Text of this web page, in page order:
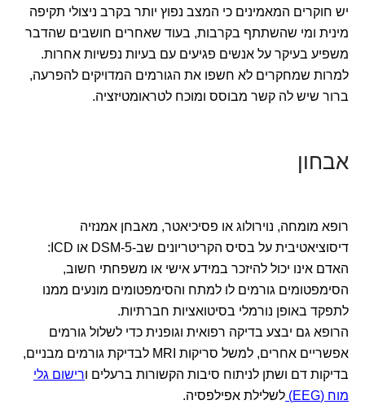
יש חוקרים המאמינים כי המצב נפוץ יותר בקרב ניצולי תקיפה
מינית ומי שהשתתף בקרבות, בעוד שאחרים חושבים שהדבר
משפיע בעיקר על אנשים פגיעים עם בעיות נפשיות אחרות.
למרות שמחקרים לא חשפו את הגורמים המדויקים להפרעה,
ברור שיש לה קשר מבוסס ומוכח לטראומטיזציה.
אבחון
רופא מומחה, נוירולוג או פסיכיאטר, מאבחן אמנזיה
דיסוציאטיבית על בסיס הקריטריונים שב-DSM-5 או ICD:
האדם אינו יכול להיזכר במידע אישי או משפחתי חשוב,
הסימפטומים גורמים לו למתח והסימפטומים מונעים ממנו
לתפקד באופן נורמלי בסיטואציות חברתיות.
הרופא גם יבצע בדיקה רפואית וגופנית כדי לשלול גורמים
אפשריים אחרים, למשל סריקות MRI לבדיקת גורמים מבניים,
בדיקות דם ושתן לניתוח סיבות הקשורות ברעלים ורישום גלי
מוח (EEG)
לשלילת אפילפסיה.